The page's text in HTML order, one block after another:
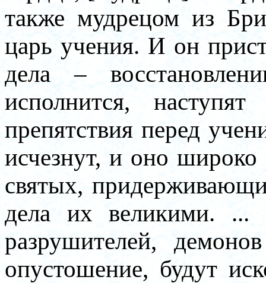
также мудрецом из
царь учения. И он
дела –
исполнится,
препятствия перед
исчезнут, и оно широко
святых,
дела их великими. ...
разрушителей,
опустошение, будут